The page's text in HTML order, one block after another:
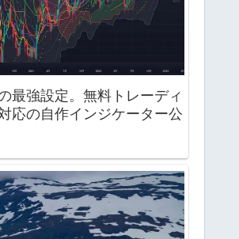
最強設定。無料トレーディ
応の自作インジケーター公